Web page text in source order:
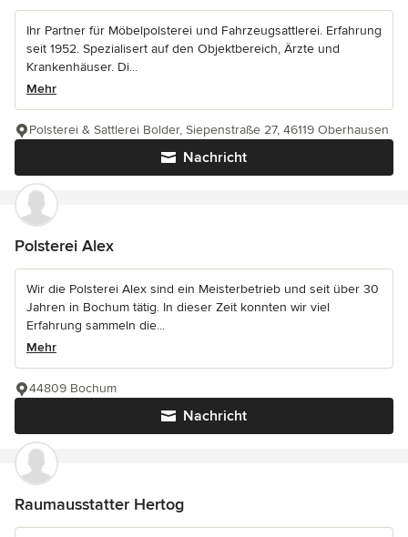
Ihr Partner für Möbelpolsterei und Fahrzeugsattlerei. Erfahrung
seit 1952. Spezialisert auf den Objektbereich, Ärzte und
Krankenhäuser. Di...
Mehr
Nachricht
Polsterei & Sattlerei Bolder, Siepenstraße 27, 46119 Oberhausen
Polsterei Alex
Wir die Polsterei Alex sind ein Meisterbetrieb und seit über 30
Jahren in Bochum tätig. In dieser Zeit konnten wir viel
Erfahrung sammeln die...
Mehr
Nachricht
44809 Bochum
Raumausstatter Hertog